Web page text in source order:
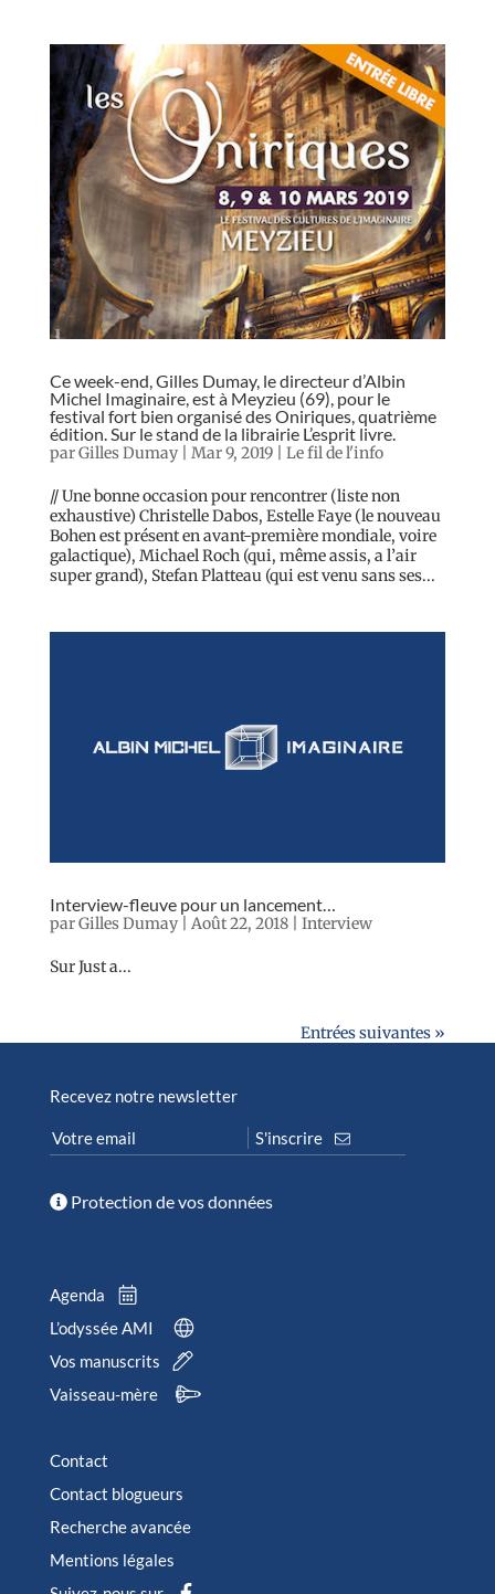
Ce week-end, Gilles Dumay, le directeur d’Albin
Michel Imaginaire, est à Meyzieu (69), pour le
festival fort bien organisé des Oniriques, quatrième
édition. Sur le stand de la librairie L’esprit livre.
parGilles Dumay| Mar 9, 2019| Le fil de l'info
// Une bonne occasion pour rencontrer (liste non
exhaustive) Christelle Dabos, Estelle Faye (le nouveau
Bohen est présent en avant-première mondiale, voire
galactique), Michael Roch (qui, même assis, a l’air
super grand), Stefan Platteau (qui est venu sans ses...
Interview-fleuve pour un lancement…
parGilles Dumay| Août 22, 2018| Interview
Sur Just a...
Entrées suivantes »
Recevez notre newsletter
Protection de vos données
Agenda
L’odyssée AMI
Vos manuscrits
Vaisseau-mère
Contact
Contact blogueurs
Recherche avancée
Mentions légales